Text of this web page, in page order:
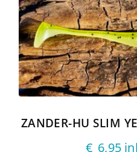
ZANDER-HU SLIM
€ 6,95